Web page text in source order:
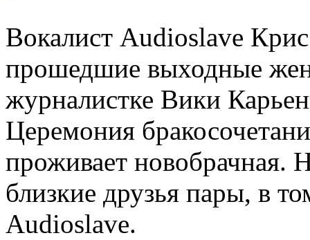
Вокалист Audioslave
прошедшие выходные
журналистке Вики
Церемония
проживает новобрачная.
близкие друзья пары, в
Audioslave.